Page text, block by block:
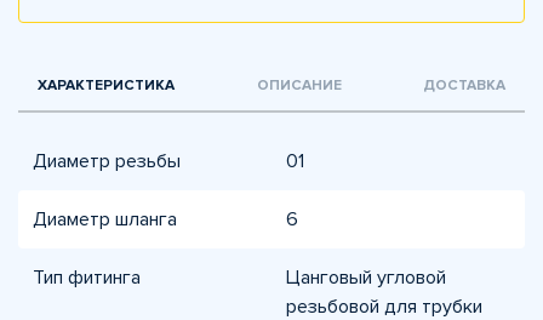
ХАРАКТЕРИСТИКА ОПИСАНИЕ ДОСТАВКА
Диаметр резьбы 01
Диаметр шланга 6
Тип фитинга
Цанговый угловой
резьбовой для трубки